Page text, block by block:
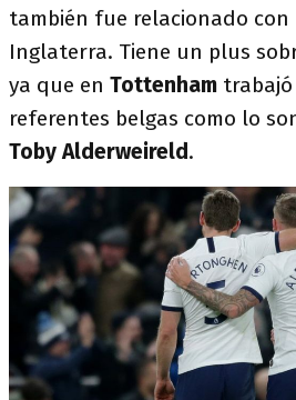
también fue relacionado con
Inglaterra. Tiene un plus
ya que en Tottenham
referentes belgas como lo
Toby Alderweireld.